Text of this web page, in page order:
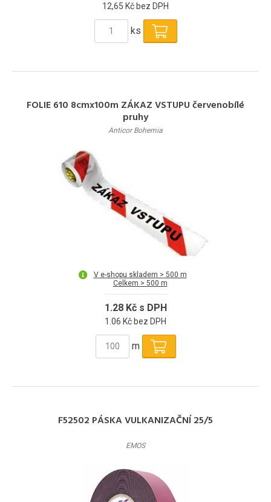
12,65 Kč bez DPH
ks
FOLIE 610 8cmx100m ZÁKAZ VSTUPU červenobílé
pruhy
Anticor Bohemia
V e-shopu skladem > 500 m
Celkem > 500 m
1.28 Kč s DPH
1.06 Kč bez DPH
m
F52502 PÁSKA VULKANIZAČNÍ 25/5
EMOS